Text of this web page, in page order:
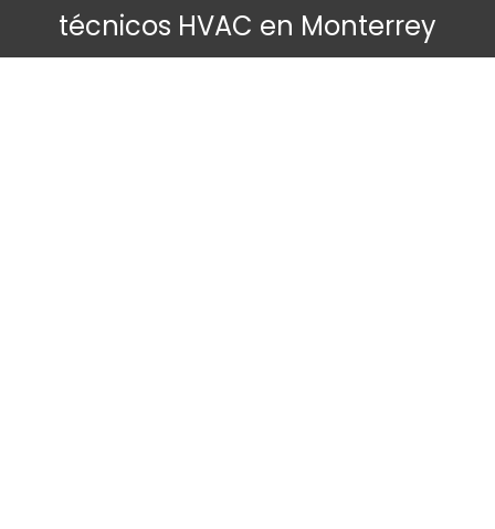
técnicos HVAC en Monterrey